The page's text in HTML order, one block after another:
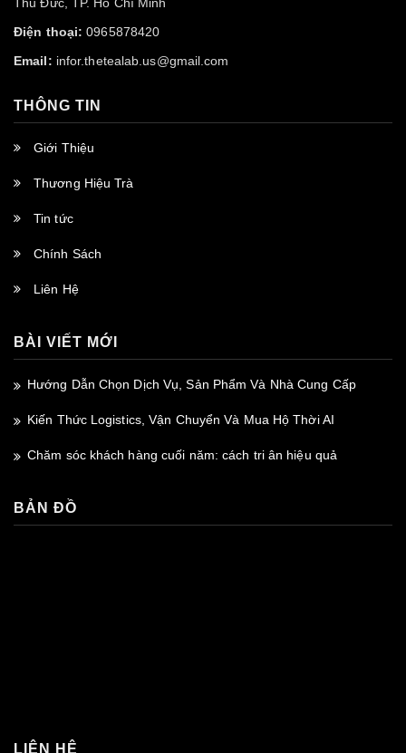
Thủ Đức, TP. Hồ Chí Minh
Điện thoại: 0965878420
Email: infor.thetealab.us@gmail.com
THÔNG TIN
Giới Thiệu
Thương Hiệu Trà
Tin tức
Chính Sách
Liên Hệ
BÀI VIẾT MỚI
Hướng Dẫn Chọn Dịch Vụ, Sản Phẩm Và Nhà Cung Cấp
Kiến Thức Logistics, Vận Chuyển Và Mua Hộ Thời AI
Chăm sóc khách hàng cuối năm: cách tri ân hiệu quả
BẢN ĐỒ
LIÊN HỆ